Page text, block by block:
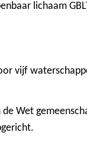
lichaam
vijf
Wet